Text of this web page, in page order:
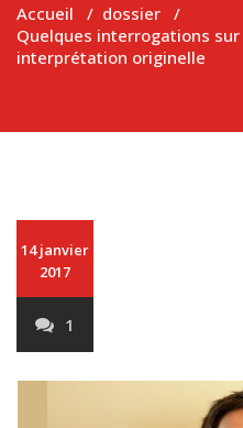
Accueil / dossier /
Quelques interrogations
interprétation originelle
14 janvier
2017
1